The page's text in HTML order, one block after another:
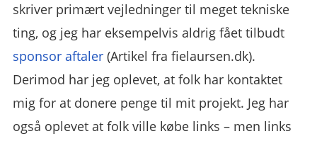
skriver primært vejledninger til meget tekniske
ting, og jeg har eksempelvis aldrig fået tilbudt
sponsor aftaler (Artikel fra fielaursen.dk).
Derimod har jeg oplevet, at folk har kontaktet
mig for at donere penge til mit projekt. Jeg har
også oplevet at folk ville købe links – men links